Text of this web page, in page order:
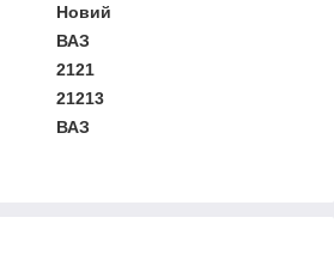
Новий
ВАЗ
2121
21213
ВАЗ